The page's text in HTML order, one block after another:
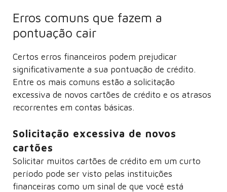
Erros comuns que fazem a
pontuação cair
Certos erros financeiros podem prejudicar
significativamente a sua pontuação de crédito.
Entre os mais comuns estão a solicitação
excessiva de novos cartões de crédito e os atrasos
recorrentes em contas básicas.
Solicitação excessiva de novos
cartões
Solicitar muitos cartões de crédito em um curto
período pode ser visto pelas instituições
financeiras como um sinal de que você está